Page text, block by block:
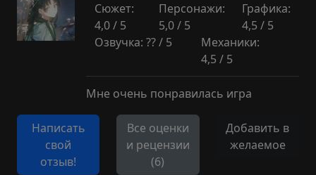
Сюжет:
4,0 / 5
Персонажи:
5,0 / 5
Графика:
4,5 / 5
Озвучка: ?? / 5
Механики:
4,5 / 5
Мне очень понравилась игра
Написать
свой
отзыв!
Все оценки
и рецензии
(6)
Добавить в
желаемое